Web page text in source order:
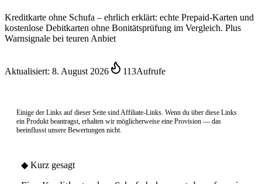
Kreditkarte ohne Schufa – ehrlich erklärt: echte Prepaid-Karten und
kostenlose Debitkarten ohne Bonitätsprüfung im Vergleich. Plus
Warnsignale bei teuren Anbiet
Aktualisiert: 8. August 2026 113Aufrufe
Einige der Links auf dieser Seite sind Affiliate-Links. Wenn du über diese Links
ein Produkt beantragst, erhalten wir möglicherweise eine Provision — das
beeinflusst unsere Bewertungen nicht.
◆ Kurz gesagt